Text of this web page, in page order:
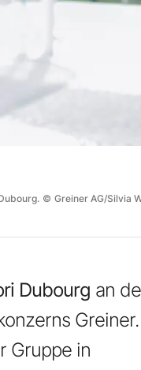
© Greiner AG/Silvia
Dubourg an
Gruppe in